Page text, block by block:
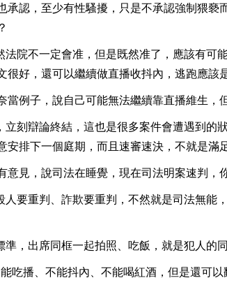
承認，至少有性騷擾，只是不承認強制猥
法院不一定會准，但是既然准了，應該有可
很好，還可以繼續做直播收抖內，逃跑應該
當例子，說自己可能無法繼續靠直播維生，
立刻辯論終結，這也是很多案件會遭遇到的
安排下一個庭期，而且速審速決，不就是滿
意見，說司法在睡覺，現在司法明案速判，
人要重判、詐欺要重判，不然就是司法無能
準，出席同框一起拍照、吃飯，就是犯人的
吃播、不能抖內、不能喝紅酒，但是還可